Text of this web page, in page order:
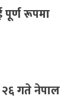
पूर्ण रूपमा
गते नेपाल